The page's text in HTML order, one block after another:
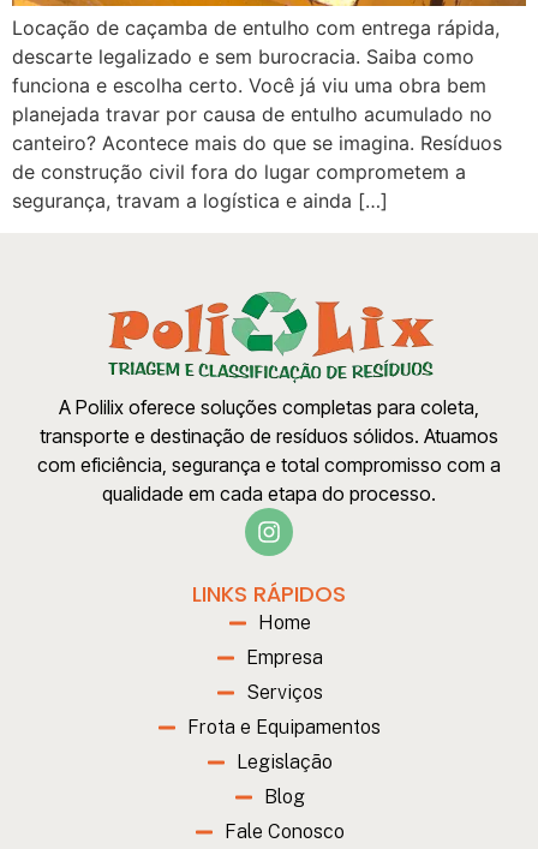
Locação de caçamba de entulho com entrega rápida,
descarte legalizado e sem burocracia. Saiba como
funciona e escolha certo. Você já viu uma obra bem
planejada travar por causa de entulho acumulado no
canteiro? Acontece mais do que se imagina. Resíduos
de construção civil fora do lugar comprometem a
segurança, travam a logística e ainda […]
A Polilix oferece soluções completas para coleta,
transporte e destinação de resíduos sólidos. Atuamos
com eficiência, segurança e total compromisso com a
qualidade em cada etapa do processo.
LINKS RÁPIDOS
Home
Empresa
Serviços
Frota e Equipamentos
Legislação
Blog
Fale Conosco